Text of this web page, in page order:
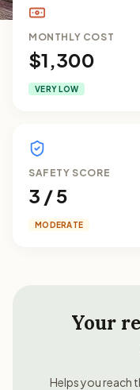
MONTHLY COST
$1,300
VERY LOW
SAFETY SCORE
3 / 5
MODERATE
Your
Helps you reach